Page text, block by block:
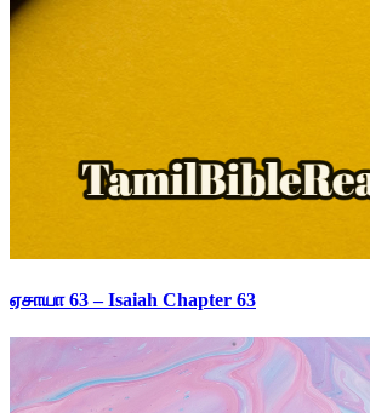
ஏசாயா 63 – Isaiah Chapter 63